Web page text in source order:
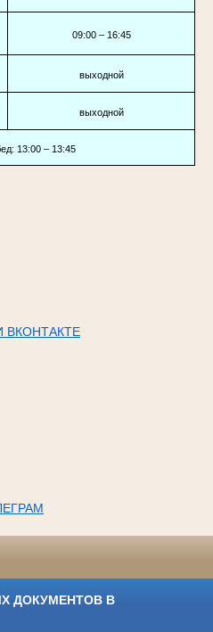
09:00 – 16:45
выходной
выходной
13:00 – 13:45
ВКОНТАКТЕ
ДОКУМЕНТОВ В